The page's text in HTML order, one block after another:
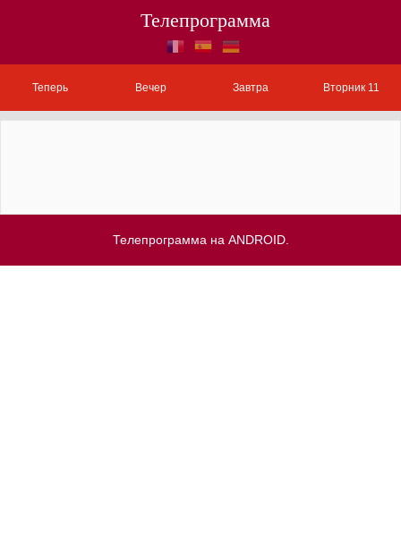
Телепрограмма
Теперь Вечер Завтра Вторник 11
Телепрограмма на ANDROID.